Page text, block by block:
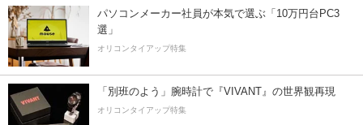
パソコンメーカー社員が本気で選ぶ「10万円台PC3
選」
オリコンタイアップ特集
「別班のよう」腕時計で『VIVANT』の世界観再現
オリコンタイアップ特集